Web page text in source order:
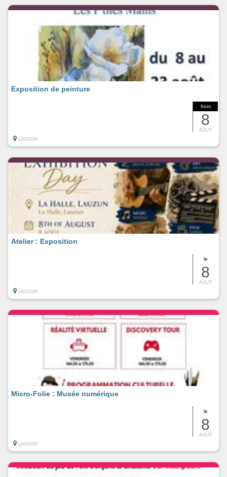
from
8
AOUT
Exposition de peinture
LAUZUN
le
8
AOUT
Atelier : Exposition
LAUZUN
le
8
AOUT
Micro-Folie : Musée numérique
LAUZUN